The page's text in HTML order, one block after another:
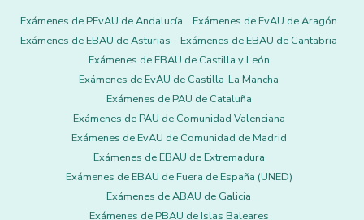
Exámenes de PEvAU de Andalucía
Exámenes de EvAU de Aragón
Exámenes de EBAU de Asturias
Exámenes de EBAU de Cantabria
Exámenes de EBAU de Castilla y León
Exámenes de EvAU de Castilla-La Mancha
Exámenes de PAU de Cataluña
Exámenes de PAU de Comunidad Valenciana
Exámenes de EvAU de Comunidad de Madrid
Exámenes de EBAU de Extremadura
Exámenes de EBAU de Fuera de España (UNED)
Exámenes de ABAU de Galicia
Exámenes de PBAU de Islas Baleares